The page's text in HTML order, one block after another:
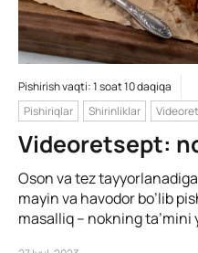
Pishirish vaqti: 1 soat 10 daqiqa
Pishiriqlar
Shirinliklar
Videoretsept:
Oson va tez
mayin va havodor bo’lib
masalliq – nokning